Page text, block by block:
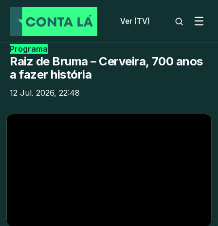
Ver (TV) ☰
Programa
Raiz de Bruma – Cerveira, 700 anos
a fazer história
12 Jul. 2026, 22:48